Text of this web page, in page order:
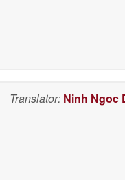
Translator: Ninh Ngoc